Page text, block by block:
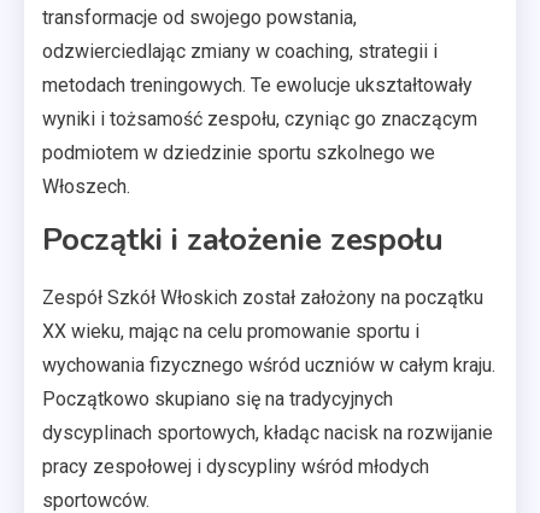
transformacje od swojego powstania,
odzwierciedlając zmiany w coaching, strategii i
metodach treningowych. Te ewolucje ukształtowały
wyniki i tożsamość zespołu, czyniąc go znaczącym
podmiotem w dziedzinie sportu szkolnego we
Włoszech.
Początki i założenie zespołu
Zespół Szkół Włoskich został założony na początku
XX wieku, mając na celu promowanie sportu i
wychowania fizycznego wśród uczniów w całym kraju.
Początkowo skupiano się na tradycyjnych
dyscyplinach sportowych, kładąc nacisk na rozwijanie
pracy zespołowej i dyscypliny wśród młodych
sportowców.